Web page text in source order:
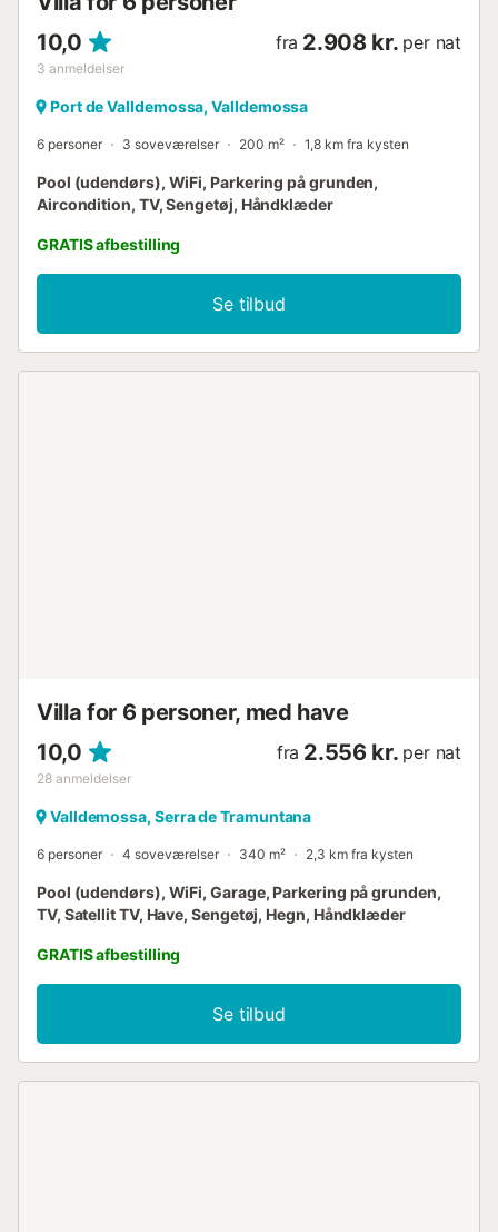
10,0
3 anmeldelser
fra 2.908 kr. per nat
Port de Valldemossa, Valldemossa
6 personer 3 soveværelser 200 m² 1,8 km fra kysten
Pool (udendørs), WiFi, Parkering på grunden,
Aircondition, TV, Sengetøj, Håndklæder
GRATIS afbestilling
Se tilbud
Villa for 6 personer, med have
10,0
28 anmeldelser
fra 2.556 kr. per nat
Valldemossa, Serra de Tramuntana
6 personer 4 soveværelser 340 m² 2,3 km fra kysten
Pool (udendørs), WiFi, Garage, Parkering på grunden,
TV, Satellit TV, Have, Sengetøj, Hegn, Håndklæder
GRATIS afbestilling
Se tilbud